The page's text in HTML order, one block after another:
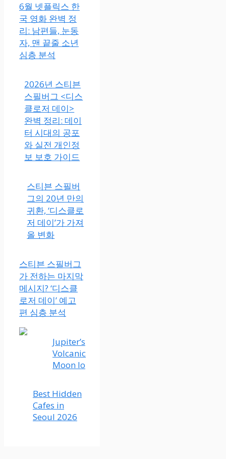
6월 넷플릭스 한
국 영화 완벽 정
리: 남편들, 눈동
자, 맨 끝줄 소년
심층 분석
2026년 스티븐
스필버그 <디스
클로저 데이>
완벽 정리: 데이
터 시대의 공포
와 실전 개인정
보 보호 가이드
스티븐 스필버
그의 20년 만의
귀환, ‘디스클로
저 데이’가 가져
올 변화
스티븐 스필버그
가 전하는 마지막
메시지? ‘디스클
로저 데이’ 예고
편 심층 분석
Jupiter’s
Volcanic
Moon Io
Best Hidden
Cafes in
Seoul 2026